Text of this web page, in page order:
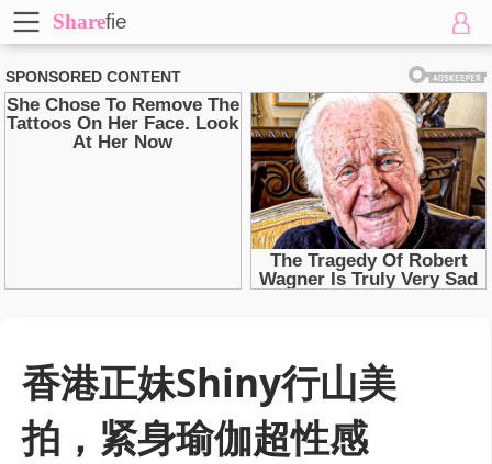
Sharefie
香港正妹Shiny行山美
拍，紧身瑜伽超性感